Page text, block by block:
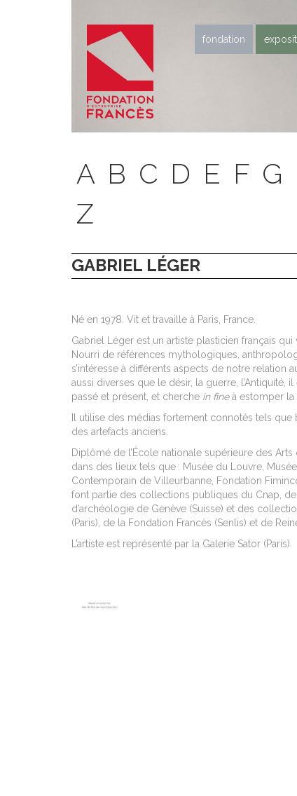
fondation
A B C D E F G
Z
GABRIEL LÉGER
Né en 1978. Vit et travaille à Paris, France.
Gabriel Léger est un artiste plasticien français qui
Nourri de références mythologiques,
s’intéresse à différents aspects de notre relation
aussi diverses que le désir, la guerre, l’Antiquité,
passé et présent, et cherche in fineà estomper la
Il utilise des médias fortement connotés tels
des artefacts anciens.
Diplômé de l’École nationale supérieure des Arts
dans des lieux tels que : Musée du Louvre,
Contemporain de Villeurbanne, Fondation
font partie des collections publiques du Cnap, de
d’archéologie de Genève (Suisse) et des
(Paris), de la Fondation Francès (Senlis) et de
L’artiste est représenté par la Galerie Sator (Paris).